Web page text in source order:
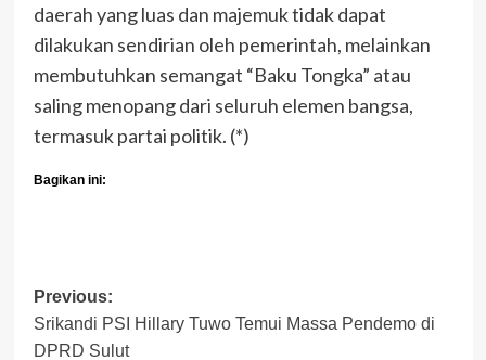
daerah yang luas dan majemuk tidak dapat
dilakukan sendirian oleh pemerintah, melainkan
membutuhkan semangat “Baku Tongka” atau
saling menopang dari seluruh elemen bangsa,
termasuk partai politik. (*)
Bagikan ini:
Post
navigation
Previous:
Srikandi PSI Hillary Tuwo Temui Massa Pendemo di
DPRD Sulut